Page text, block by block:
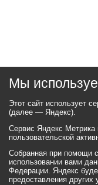
Мы
Этот сайт использует
(далее — Яндекс).
Сервис Яндекс
пользовательской
Собранная при помощи
использовании вами
Федерации. Яндекс
предоставления